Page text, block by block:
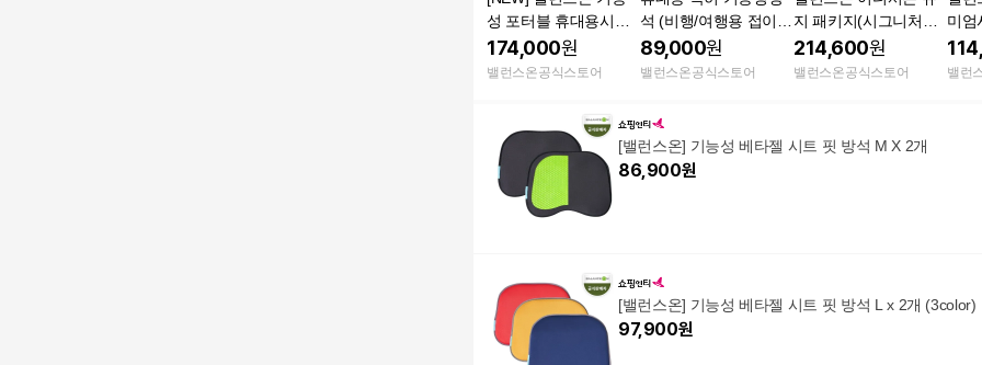
성 포터블 휴대용시트
2개세트(여행용 비행기
벌집 쿨링 접이식)
174,000원
밸런스온공식스토어
석 (비행/여행용 접이
식)
89,000원
밸런스온공식스토어
지 패키지(시그니처시
트 + 리뉴얼 휴대용시
트)
214,600원
밸런스온공식스토어
미엄
교정
자 무
밸런
[밸런스온] 기능성 베타젤 시트 핏 방석 M X 2개
86,900원
[밸런스온] 기능성 베타젤 시트 핏 방석 L x 2개 (3color)
97,900원